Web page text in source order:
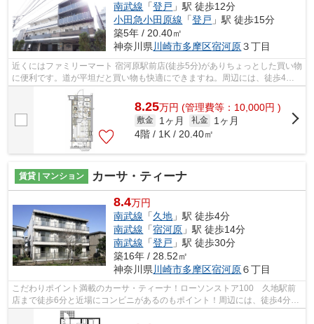
南武線 「登戸 」駅 徒歩12分
小田急小田原線 「登戸 」駅 徒歩15分
築5年 / 20.40㎡
神奈川県川崎市多摩区宿河原３丁目
近くにはファミリーマート 宿河原駅前店(徒歩5分)がありちょっとした買い物
に便利です。道が平坦だと買い物も快適にできますね。周辺には、徒歩4分
で利用できる駅があります。この物件...
8.25万円 (管理費等：10,000円 )
敷金 1ヶ月 礼金
1ヶ月
4階 / 1K / 20.40㎡
賃貸 | マンション カーサ・ティーナ
8.4万円
南武線 「久地 」駅 徒歩4分
南武線 「宿河原 」駅 徒歩14分
南武線 「登戸 」駅 徒歩30分
築16年 / 28.52㎡
神奈川県 川崎市多摩区宿河原６丁目
こだわりポイント満載のカーサ・ティーナ！ローソンストア100 久地駅前
店まで徒歩6分と近場にコンビニがあるのもポイント！周辺には、徒歩4分で
利用できる駅があります！造りとデザイ...